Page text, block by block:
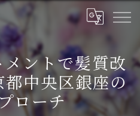
ントで髪質改
中央区銀座の
ローチ